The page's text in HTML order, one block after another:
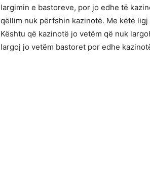
largimin e bastoreve, por jo edhe të
qëllim nuk përfshin kazinotë. Me këtë
Kështu që kazinotë jo vetëm që nuk
largoj jo vetëm bastoret por edhe